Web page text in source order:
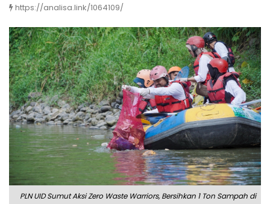
https://analisa.link/1064109/
PLN UID Sumut Aksi Zero Waste Warriors, Bersihkan 1 Ton Sampah di